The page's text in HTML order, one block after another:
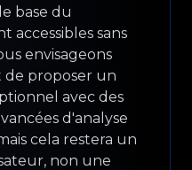
base du
accessibles sans
envisageons
proposer un
avec des
d'analyse
cela restera un
non une